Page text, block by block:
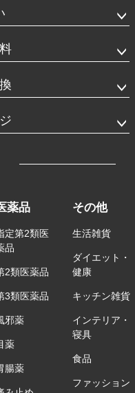
薬品
定第2類医
品
2類医薬品
3類医薬品
邪薬
薬
腸薬
その他
生活雑貨
ダイエット・
健康
キッチン雑貨
インテリア・
寝具
食品
ファッション